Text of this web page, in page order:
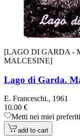
[LAGO DI GARDA -
MALCESINE]
Lago di Garda.
E. Franceschi., 1961
10.00 €
Metti nei miei preferiti
add to cart